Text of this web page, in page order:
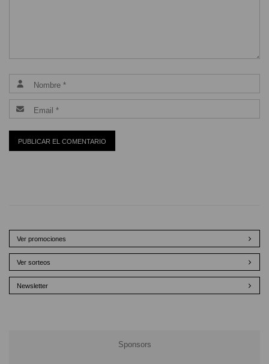
Ver promociones
Ver sorteos
Newsletter